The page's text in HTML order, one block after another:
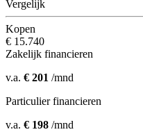
Vergelijk
Kopen
€ 15.740
Zakelijk financieren
v.a. € 201 /mnd
Particulier financieren
v.a. € 198 /mnd